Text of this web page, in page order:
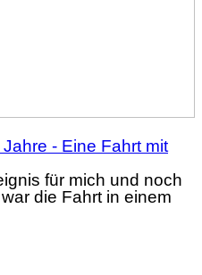
- Eine Fahrt mit
für mich und noch
die Fahrt in einem